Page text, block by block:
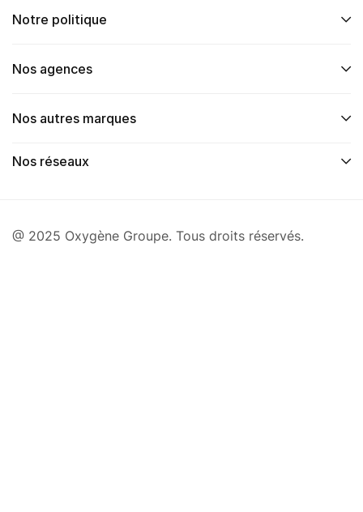
Notre politique
Nos agences
Nos autres marques
Nos réseaux
@ 2025 Oxygène Groupe. Tous droits réservés.